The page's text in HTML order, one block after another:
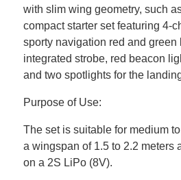
with slim wing geometry, such
compact starter set featuring 4-
sporty navigation red and green
integrated strobe, red beacon
and two spotlights for the
Purpose of Use:
The set is suitable for medium
a wingspan of 1.5 to 2.2 meters
on a 2S LiPo (8V).